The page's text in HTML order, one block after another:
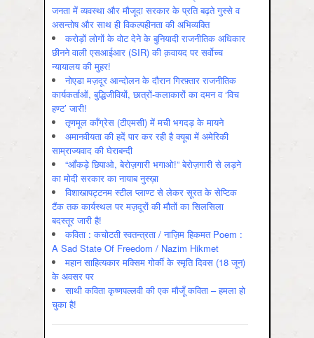
जनता में व्‍यवस्‍था और मौजूदा सरकार के प्रति बढ़ते गुस्‍से व
असन्‍तोष और साथ ही विकल्‍पहीनता की अभिव्‍यक्ति
करोड़ों लोगों के वोट देने के बुनियादी राजनीतिक अधिकार
छीनने वाली एसआईआर (SIR) की क़वायद पर सर्वोच्च
न्यायालय की मुहर!
नोएडा मज़दूर आन्दोलन के दौरान गिरफ़्तार राजनीतिक
कार्यकर्ताओं, बुद्धिजीवियों, छात्रों-कलाकारों का दमन व ‘विच
हण्ट’ जारी!
तृणमूल काँग्रेस (टीएमसी) में मची भगदड़ के मायने
अमानवीयता की हदें पार कर रही है क्यूबा में अमेरिकी
साम्राज्यवाद की घेराबन्दी
“आँकड़े छिपाओ, बेरोज़गारी भगाओ!” बेरोज़गारी से लड़ने
का मोदी सरकार का नायाब नुस्ख़ा
विशाखापट्टनम स्टील प्लाण्ट से लेकर सूरत के सेप्टिक
टैंक तक कार्यस्थल पर मज़दूरों की मौतों का सिलसिला
बदस्तूर जारी है!
कविता : कचोटती स्वतन्त्रता / नाज़िम हिकमत Poem :
A Sad State Of Freedom / Nazim Hikmet
महान साहित्यकार मक्सिम गोर्की के स्मृति दिवस (18 जून)
के अवसर पर
साथी कविता कृष्णपल्लवी की एक मौजूँ कविता – हमला हो
चुका है!